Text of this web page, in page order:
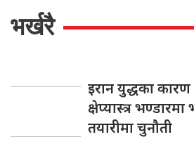
भर्खरै
इरान युद्धका
क्षेप्यास्त्र
तयारीमा चुनौती